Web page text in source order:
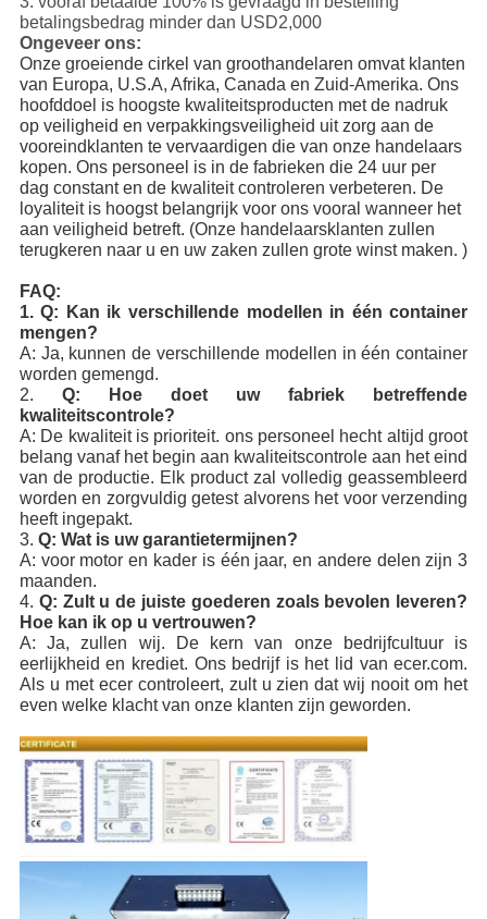
betalingsbedrag minder dan USD2,000
Ongeveer ons:
Onze groeiende cirkel van groothandelaren omvat klanten
van Europa, U.S.A, Afrika, Canada en Zuid-Amerika. Ons
hoofddoel is hoogste kwaliteitsproducten met de nadruk
op veiligheid en verpakkingsveiligheid uit zorg aan de
vooreindklanten te vervaardigen die van onze handelaars
kopen. Ons personeel is in de fabrieken die 24 uur per
dag constant en de kwaliteit controleren verbeteren. De
loyaliteit is hoogst belangrijk voor ons vooral wanneer het
aan veiligheid betreft. (Onze handelaarsklanten zullen
terugkeren naar u en uw zaken zullen grote winst maken. )
FAQ:
1. Q: Kan ik verschillende modellen in één container
mengen?
A: Ja, kunnen de verschillende modellen in één container
worden gemengd.
2. Q: Hoe doet uw fabriek betreffende
kwaliteitscontrole?
A: De kwaliteit is prioriteit. ons personeel hecht altijd groot
belang vanaf het begin aan kwaliteitscontrole aan het eind
van de productie. Elk product zal volledig geassembleerd
worden en zorgvuldig getest alvorens het voor verzending
heeft ingepakt.
3. Q: Wat is uw garantietermijnen?
A: voor motor en kader is één jaar, en andere delen zijn 3
maanden.
4. Q: Zult u de juiste goederen zoals bevolen leveren?
Hoe kan ik op u vertrouwen?
A: Ja, zullen wij. De kern van onze bedrijfcultuur is
eerlijkheid en krediet. Ons bedrijf is het lid van ecer.com.
Als u met ecer controleert, zult u zien dat wij nooit om het
even welke klacht van onze klanten zijn geworden.